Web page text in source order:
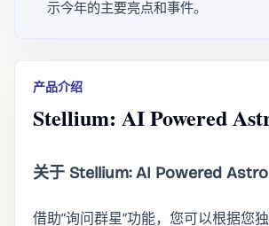
示今年的主要亮点和事件。
产品介绍
Stellium: AI Powered
关于 Stellium: AI Powered
借助“询问群星”功能，您可以根据您